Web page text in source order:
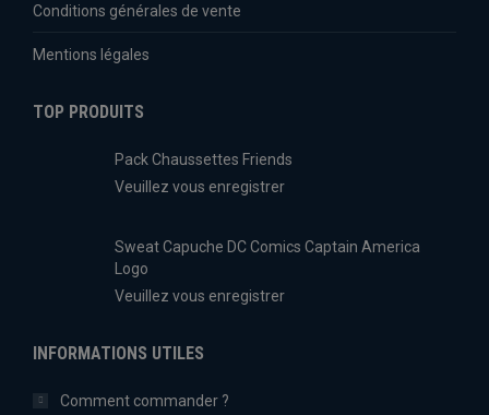
Conditions générales de vente
Mentions légales
TOP PRODUITS
Pack Chaussettes Friends
Veuillez vous enregistrer
Sweat Capuche DC Comics Captain America
Logo
Veuillez vous enregistrer
INFORMATIONS UTILES
Comment commander ?